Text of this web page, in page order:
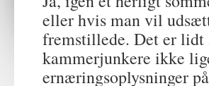
eller hvis man vil
fremstillede. Det er lidt
kammerjunkere ikke
ernæringsoplysninger